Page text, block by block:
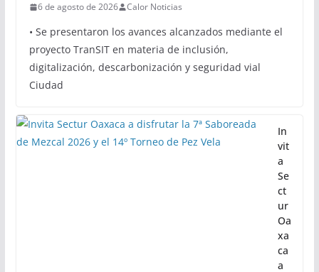
6 de agosto de 2026 Calor Noticias
• Se presentaron los avances alcanzados mediante el
proyecto TranSIT en materia de inclusión,
digitalización, descarbonización y seguridad vial
Ciudad
In
vit
a
Se
ct
ur
Oa
xa
ca
a